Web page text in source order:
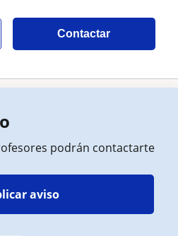
Contactar
podrán contactarte
aviso